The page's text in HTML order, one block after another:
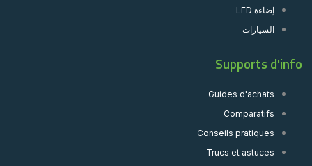
إضاءة LED
السيارات
Supports d'info
Guides d'achats
Comparatifs
Conseils pratiques
Trucs et astuces